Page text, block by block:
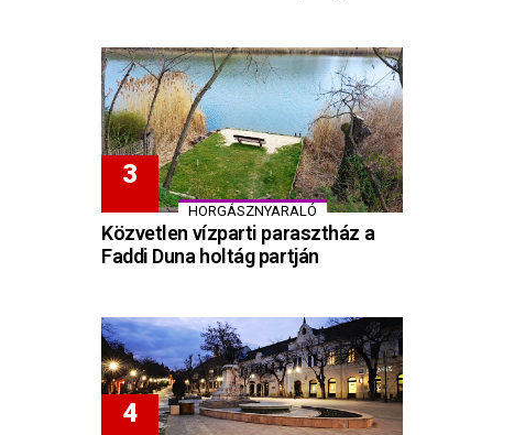
HORGÁSZNYARALÓ
Közvetlen vízparti parasztház a
Faddi Duna holtág partján